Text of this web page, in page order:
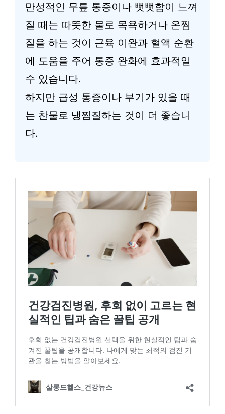
만성적인 무릎 통증이나 뻣뻣함이 느껴
질 때는 따뜻한 물로 목욕하거나 온찜
질을 하는 것이 근육 이완과 혈액 순환
에 도움을 주어 통증 완화에 효과적일
수 있습니다.
하지만 급성 통증이나 부기가 있을 때
는 찬물로 냉찜질하는 것이 더 좋습니
다.